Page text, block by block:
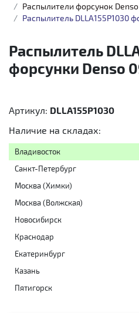
Распылители форсунок Denso
Распылитель DLLA155P1030
Распылитель
форсунки Denso
Артикул: DLLA155P1030
Наличие на складах:
Владивосток
Санкт-Петербург
Москва (Химки)
Москва (Волжская)
Новосибирск
Краснодар
Екатеринбург
Казань
Пятигорск